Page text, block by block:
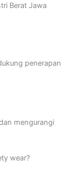
Berat Jawa
penerapan
mengurangi
wear?